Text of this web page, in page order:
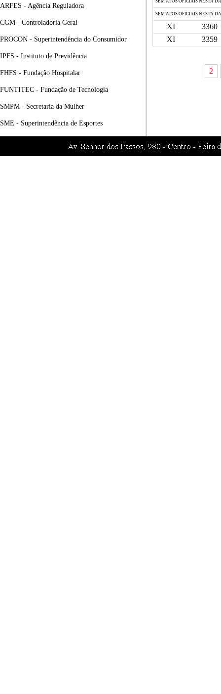
ARFES - Agência Reguladora
CGM - Controladoria Geral
PROCON - Superintendência do Consumidor
IPFS - Instituto de Previdência
FHFS - Fundação Hospitalar
FUNTITEC - Fundação de Tecnologia
SMPM - Secretaria da Mulher
SME - Superintendência de Esportes
SEM ATOS OFICIAIS NESTA
SEM ATOS OFICIAIS NESTA
XI
3360
XI
3359
2